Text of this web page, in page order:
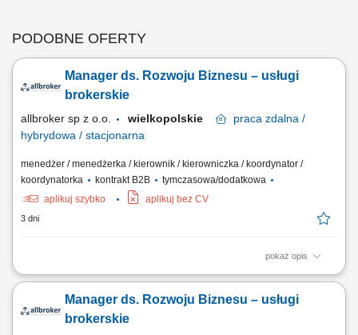
PODOBNE OFERTY
Manager ds. Rozwoju Biznesu – usługi
brokerskie
allbroker sp z o.o. wielkopolskie praca zdalna /
hybrydowa / stacjonarna
menedżer / menedżerka / kierownik / kierowniczka / koordynator /
koordynatorka
kontrakt B2B
tymczasowa/dodatkowa
aplikuj szybko
aplikuj bez CV
3 dni
pokaż opis
Opis stanowiska Aktywne wyszukiwanie przedsiębiorstw
Nawiązywanie pierwszego kontaktu z właścicielami, członkami
zarządów, dyrektorami finansowymi, osobami odpowiedzialnymi za
Manager ds. Rozwoju Biznesu – usługi
brokerskie